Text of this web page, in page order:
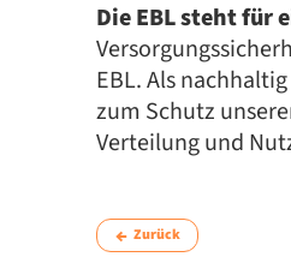
Die EBL steht für
EBL. Als
zum Schutz
Verteilung und
Zurück